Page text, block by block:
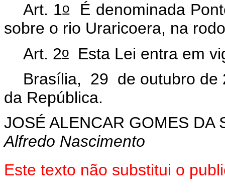
Art. 1oÉ denominada
sobre o rio Uraricoera, na
Art. 2oEsta Lei entra em
Brasília, 29 de outubro de
da República.
JOSÉ ALENCAR GOMES DA
Alfredo Nascimento
Este texto não substitui o